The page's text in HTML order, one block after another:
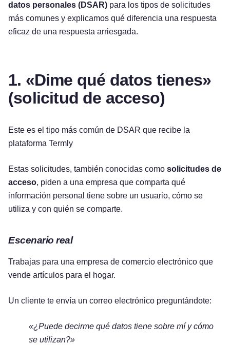
datos personales (DSAR) para los tipos de solicitudes
más comunes y explicamos qué diferencia una respuesta
eficaz de una respuesta arriesgada.
1. «Dime qué datos tienes»
(solicitud de acceso)
Este es el tipo más común de DSAR que recibe la
plataforma Termly
Estas solicitudes, también conocidas como solicitudes de
acceso, piden a una empresa que comparta qué
información personal tiene sobre un usuario, cómo se
utiliza y con quién se comparte.
Escenario real
Trabajas para una empresa de comercio electrónico que
vende artículos para el hogar.
Un cliente te envía un correo electrónico preguntándote:
«¿Puede decirme qué datos tiene sobre mí y cómo
se utilizan?»